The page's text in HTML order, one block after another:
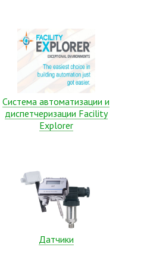
Система автоматизации и
диспетчеризации Facility
Explorer
Датчики